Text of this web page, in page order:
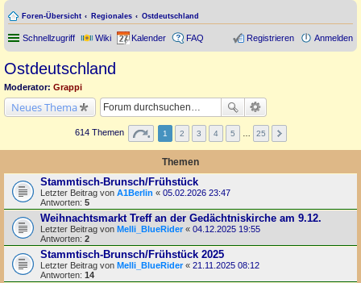
Foren-Übersicht Regionales Ostdeutschland
Schnellzugriff Wiki Kalender FAQ Anmelden
Registrieren
Ostdeutschland
Moderator: Grappi
Neues Thema
614 Themen 1 2 3 4 5 25
Themen
Stammtisch-Brunsch/Frühstück
Letzter Beitrag von A1Berlin « 05.02.2026 23:47
Antworten: 5
Weihnachtsmarkt Treff an der Gedächtniskirche am 9.12.
Letzter Beitrag von Melli_BlueRider « 04.12.2025 19:55
Antworten: 2
Stammtisch-Brunsch/Frühstück 2025
Letzter Beitrag von Melli_BlueRider« 21.11.2025 08:12
Antworten: 14